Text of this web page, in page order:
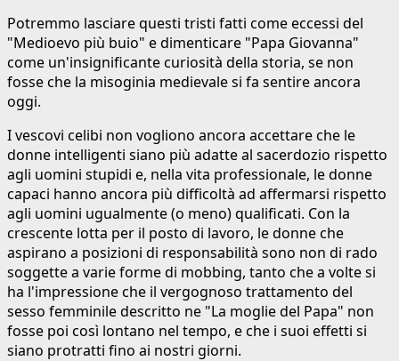
Potremmo lasciare questi tristi fatti come eccessi del
"Medioevo più buio" e dimenticare "Papa Giovanna"
come un'insignificante curiosità della storia, se non
fosse che la misoginia medievale si fa sentire ancora
oggi.
I vescovi celibi non vogliono ancora accettare che le
donne intelligenti siano più adatte al sacerdozio rispetto
agli uomini stupidi e, nella vita professionale, le donne
capaci hanno ancora più difficoltà ad affermarsi rispetto
agli uomini ugualmente (o meno) qualificati. Con la
crescente lotta per il posto di lavoro, le donne che
aspirano a posizioni di responsabilità sono non di rado
soggette a varie forme di mobbing, tanto che a volte si
ha l'impressione che il vergognoso trattamento del
sesso femminile descritto ne "La moglie del Papa" non
fosse poi così lontano nel tempo, e che i suoi effetti si
siano protratti fino ai nostri giorni.